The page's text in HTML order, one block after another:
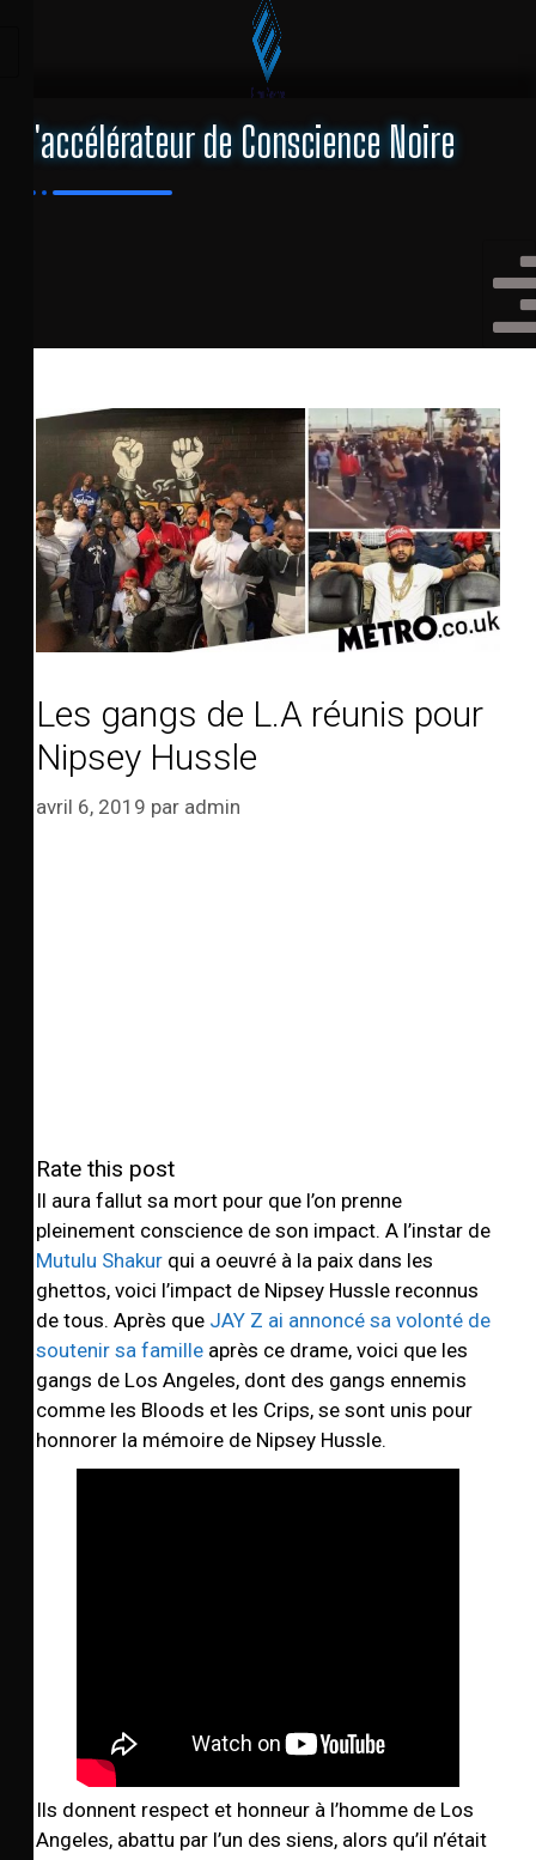
L'accélérateur de Conscience Noire
Les gangs de L.A réunis pour
Nipsey Hussle
avril 6, 2019 par admin
Rate this post
Il aura fallut sa mort pour que l’on prenne
pleinement conscience de son impact. A l’instar de
Mutulu Shakur qui a oeuvré à la paix dans les
ghettos, voici l’impact de Nipsey Hussle reconnus
de tous. Après que JAY Z ai annoncé sa volonté de
soutenir sa famille après ce drame, voici que les
gangs de Los Angeles, dont des gangs ennemis
comme les Bloods et les Crips, se sont unis pour
honnorer la mémoire de Nipsey Hussle.
Ils donnent respect et honneur à l’homme de Los
Angeles, abattu par l’un des siens, alors qu’il n’était